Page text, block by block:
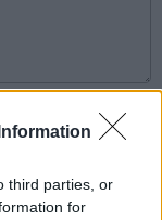
third parties, or
for
the Google